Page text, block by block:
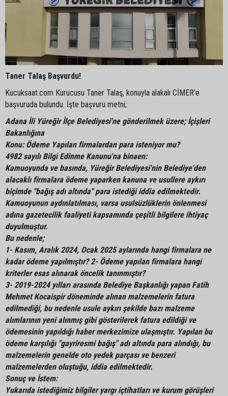
Taner Talaş Başvurdu!
Kucuksaat.com Kurucusu Taner Talaş, konuyla alakalı CİMER'e
başvuruda bulundu. İşte başvuru metni;
Adana İli Yüreğir İlçe Belediyesi'ne gönderilmek üzere; İçişleri
Bakanlığına
Konu: Ödeme Yapılan firmalardan para isteniyor mu?
4982 sayılı Bilgi Edinme Kanunu'na binaen:
Kamuoyunda ve basında, Yüreğir Belediyesi'nin Belediye'den
alacaklı firmalara ödeme yaparken kanuna ve usullere aykırı
biçimde "bağış adı altında" para istediği iddia edilmektedir.
Kamuoyunun aydınlatılması, varsa usulsüzlüklerin önlenmesi
adına gazetecilik faaliyeti kapsamında çeşitli bilgilere ihtiyaç
duyulmuştur.
Bu nedenle;
1- Kasım, Aralık 2024, Ocak 2025 aylarında hangi firmalara ne
kadar ödeme yapılmıştır? 2- Ödeme yapılan firmalara hangi
kriterler esas alınarak öncelik tanınmıştır?
3- 2019-2024 yılları arasında Belediye Başkanlığı yapan Fatih
Mehmet Kocaispir döneminde alınan malzemelerin fatura
edilmediği, bu nedenle usule aykırı şekilde bazı malzeme
alımlarının yeni alınmış gibi gösterilerek fatura edildiği ve
ödemesinin yapıldığı haber merkezimize ulaşmıştır. Yapılan bu
ödeme karşılığı "gayriresmi bağış" adı altında para alındığı, bu
malzemelerin genelde oto yedek parçası ve benzeri
malzemelerden oluştuğu, iddia edilmektedir.
Sonuç ve İstem:
Yukarıda istediğimiz bilgiler yargı içtihatları ve kurum görüşleri